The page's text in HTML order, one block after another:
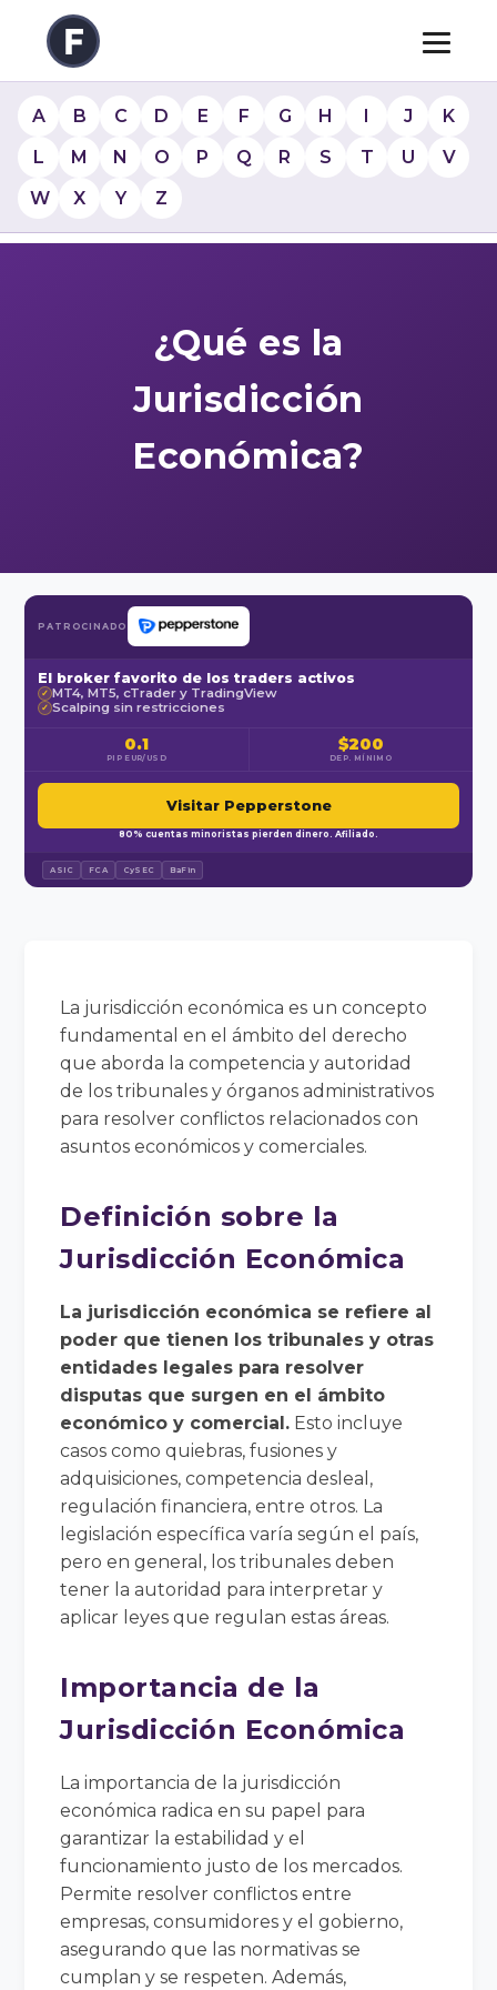
A B C D E F G H I J
K
L
M N O P Q R S T U
V
W
X Y Z
¿Qué es la
Jurisdicción
Económica?
PATROCINADO
El broker favorito de los traders activos
✓ MT4, MT5, cTrader y TradingView
✓ Scalping sin restricciones
0.1
PIP EUR/USD
$200
DEP. MÍNIMO
Visitar Pepperstone
80% cuentas minoristas pierden dinero. Afiliado.
ASIC FCA CySEC BaFin
La jurisdicción económica es un concepto
fundamental en el ámbito del derecho
que aborda la competencia y autoridad
de los tribunales y órganos administrativos
para resolver conflictos relacionados con
asuntos económicos y comerciales.
Definición sobre la
Jurisdicción Económica
La jurisdicción económica se refiere al
poder que tienen los tribunales y otras
entidades legales para resolver
disputas que surgen en el ámbito
económico y comercial. Esto incluye
casos como quiebras, fusiones y
adquisiciones, competencia desleal,
regulación financiera, entre otros. La
legislación específica varía según el país,
pero en general, los tribunales deben
tener la autoridad para interpretar y
aplicar leyes que regulan estas áreas.
Importancia de la
Jurisdicción Económica
La importancia de la jurisdicción
económica radica en su papel para
garantizar la estabilidad y el
funcionamiento justo de los mercados.
Permite resolver conflictos entre
empresas, consumidores y el gobierno,
asegurando que las normativas se
cumplan y se respeten. Además,